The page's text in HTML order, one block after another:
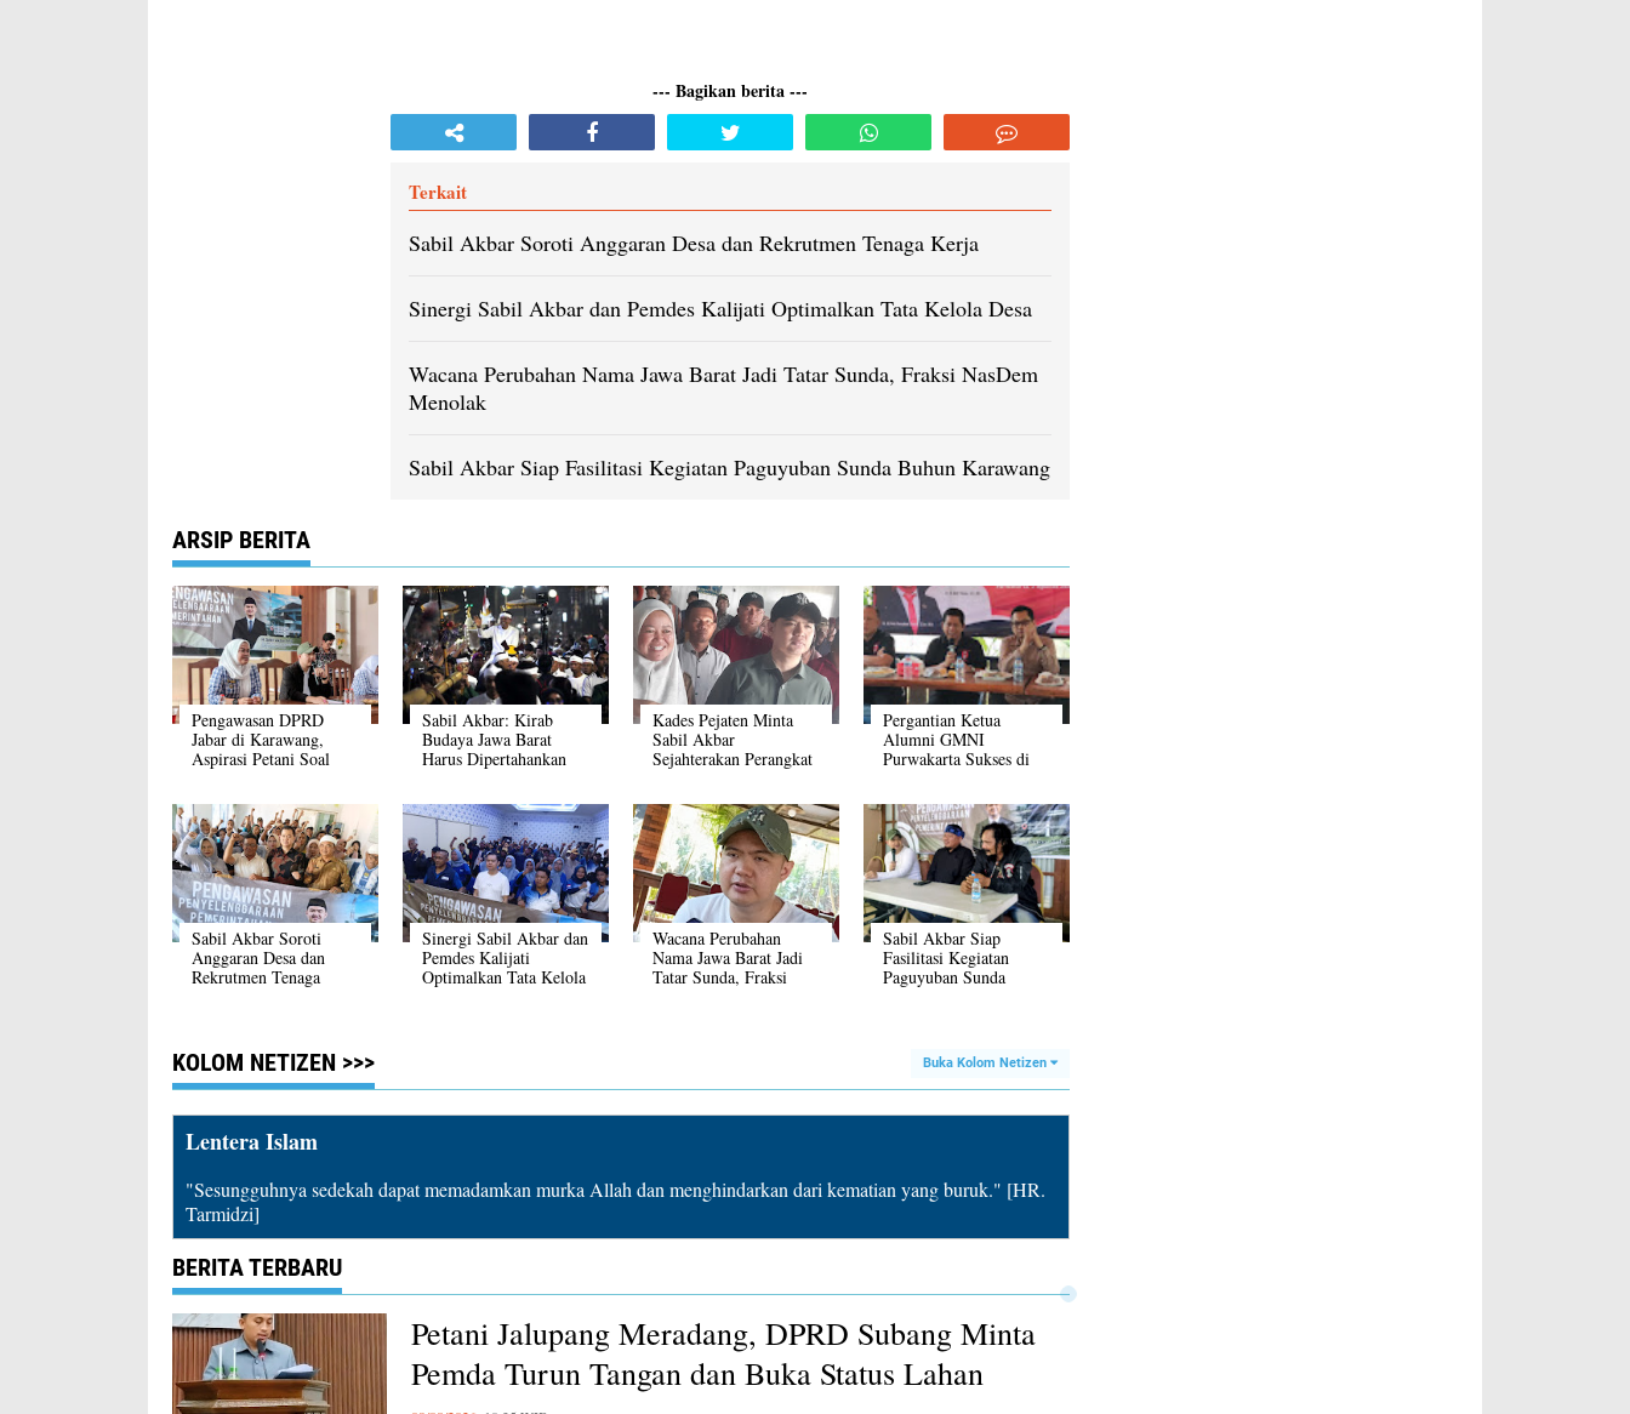
--- Bagikan berita ---
Terkait
Sabil Akbar Soroti Anggaran Desa dan Rekrutmen Tenaga Kerja
Sinergi Sabil Akbar dan Pemdes Kalijati Optimalkan Tata Kelola Desa
Wacana Perubahan Nama Jawa Barat Jadi Tatar Sunda, Fraksi NasDem
Menolak
Sabil Akbar Siap Fasilitasi Kegiatan Paguyuban Sunda Buhun Karawang
ARSIP BERITA
Pengawasan DPRD
Jabar di Karawang,
Aspirasi Petani Soal
Sabil Akbar: Kirab
Budaya Jawa Barat
Harus Dipertahankan
Kades Pejaten Minta
Sabil Akbar
Sejahterakan Perangkat
Pergantian Ketua
Alumni GMNI
Purwakarta Sukses di
Sabil Akbar Soroti
Anggaran Desa dan
Rekrutmen Tenaga
Sinergi Sabil Akbar dan
Pemdes Kalijati
Optimalkan Tata Kelola
Wacana Perubahan
Nama Jawa Barat Jadi
Tatar Sunda, Fraksi
Sabil Akbar Siap
Fasilitasi Kegiatan
Paguyuban Sunda
KOLOM NETIZEN >>> Buka Kolom Netizen
Lentera Islam
"Sesungguhnya sedekah dapat memadamkan murka Allah dan menghindarkan dari kematian yang buruk." [HR.
Tarmidzi]
BERITA TERBARU
Petani Jalupang Meradang, DPRD Subang Minta
Pemda Turun Tangan dan Buka Status Lahan